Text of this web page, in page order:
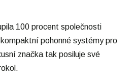
100 procent společnosti
pohonné systémy pro
značka tak posiluje své